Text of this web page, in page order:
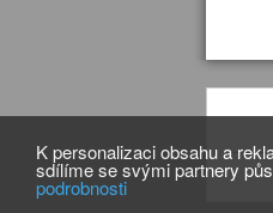
K personalizaci obsahu a
sdílíme se svými partnery
podrobnosti